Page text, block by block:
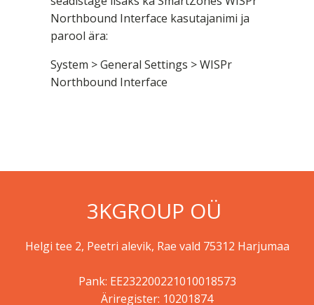
Northbound Interface kasutajanimi ja
parool ära:
System > General Settings > WISPr
Northbound Interface
3KGROUP OÜ
Helgi tee 2, Peetri alevik, Rae vald 75312 Harjumaa
Pank: EE232200221010018573
Äriregister: 10201874